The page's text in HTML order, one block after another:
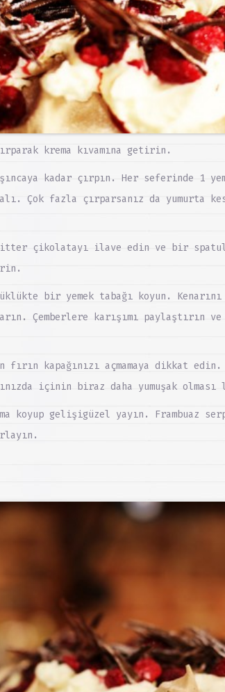
krema kıvamına getirin.
kadar çırpın. Her seferinde 1
Çok fazla çırparsanız da
çikolatayı ilave edin ve bir spatula
bir yemek tabağı koyun.
Çemberlere karışımı paylaştırın
kapağınızı açmamaya dikkat edin.
içinin biraz daha yumuşak
koyup gelişigüzel yayın.